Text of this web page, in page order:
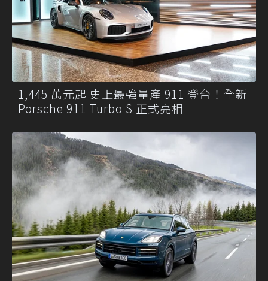
1,445 萬元起 史上最強量產 911 登台！全新
Porsche 911 Turbo S 正式亮相